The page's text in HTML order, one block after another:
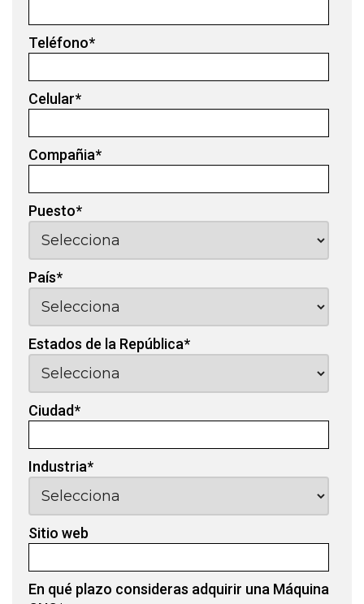
Teléfono*
Celular*
Compañia*
Puesto*
País*
Estados de la República*
Ciudad*
Industria*
Sitio web
En qué plazo consideras adquirir una Máquina